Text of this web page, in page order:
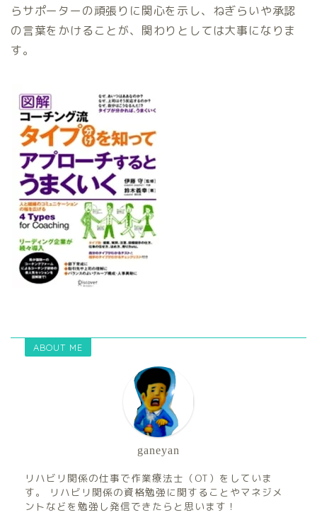
らサポーターの頑張りに関心を示し、ねぎらいや承認
の言葉をかけることが、関わりとしては大事になりま
す。
ABOUT ME
ganeyan
リハビリ関係の仕事で作業療法士（OT）をしていま
す。 リハビリ関係の資格勉強に関することやマネジメ
ントなどを勉強し発信できたらと思います！